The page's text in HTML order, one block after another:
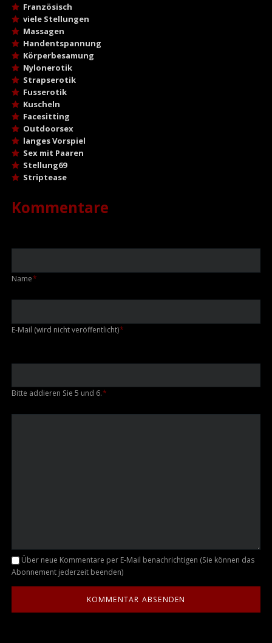
Französisch
viele Stellungen
Massagen
Handentspannung
Körperbesamung
Nylonerotik
Strapserotik
Fusserotik
Kuscheln
Facesitting
Outdoorsex
langes Vorspiel
Sex mit Paaren
Stellung69
Striptease
Kommentare
Pflichtfeld
Name*
Pflichtfeld
E-Mail (wird nicht veröffentlicht)*
Bitte addieren Sie 5 und 6.*
Kommentar
Über neue Kommentare per E-Mail benachrichtigen (Sie können das
Abonnement jederzeit beenden)